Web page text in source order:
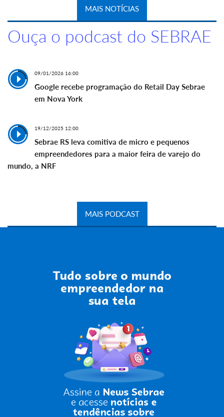
MAIS NOTÍCIAS
Ouça o podcast do SEBRAE
09/01/2026 16:00
Google recebe programação do Retail Day Sebrae
em Nova York
19/12/2025 12:00
Sebrae RS leva comitiva de micro e pequenos
empreendedores para a maior feira de varejo do
mundo, a NRF
MAIS PODCAST